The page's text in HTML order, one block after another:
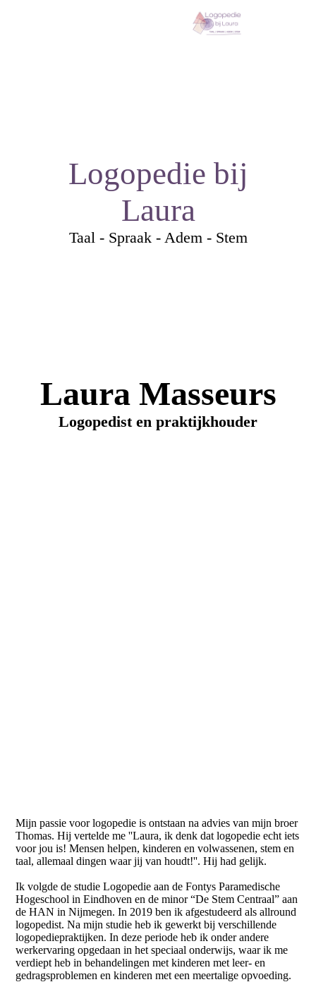
Logopedie bij
Laura
Taal - Spraak - Adem - Stem
Laura Masseurs
Logopedist en praktijkhouder
Mijn passie voor logopedie is ontstaan na advies van mijn broer
Thomas. Hij vertelde me ''Laura, ik denk dat logopedie echt iets
voor jou is! Mensen helpen, kinderen en volwassenen, stem en
taal, allemaal dingen waar jij van houdt!''. Hij had gelijk.
Ik volgde de studie Logopedie aan de Fontys Paramedische
Hogeschool in Eindhoven en de minor “De Stem Centraal” aan
de HAN in Nijmegen. In 2019 ben ik afgestudeerd als allround
logopedist. Na mijn studie heb ik gewerkt bij verschillende
logopediepraktijken. In deze periode heb ik onder andere
werkervaring opgedaan in het speciaal onderwijs, waar ik me
verdiept heb in behandelingen met kinderen met leer- en
gedragsproblemen en kinderen met een meertalige opvoeding.